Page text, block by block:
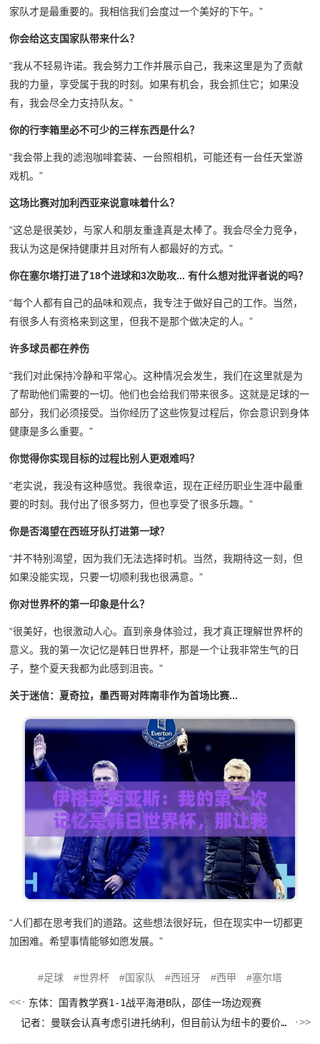
家队才是最重要的。我相信我们会度过一个美好的下午。”
你会给这支国家队带来什么？
“我从不轻易许诺。我会努力工作并展示自己，我来这里是为了贡献
我的力量，享受属于我的时刻。如果有机会，我会抓住它；如果没
有，我会尽全力支持队友。”
你的行李箱里必不可少的三样东西是什么？
“我会带上我的滤泡咖啡套装、一台照相机，可能还有一台任天堂游
戏机。”
这场比赛对加利西亚来说意味着什么？
“这总是很美妙，与家人和朋友重逢真是太棒了。我会尽全力竞争，
我认为这是保持健康并且对所有人都最好的方式。”
你在塞尔塔打进了18个进球和3次助攻... 有什么想对批评者说的吗？
“每个人都有自己的品味和观点，我专注于做好自己的工作。当然，
有很多人有资格来到这里，但我不是那个做决定的人。”
许多球员都在养伤
“我们对此保持冷静和平常心。这种情况会发生，我们在这里就是为
了帮助他们需要的一切。他们也会给我们带来很多。这就是足球的一
部分，我们必须接受。当你经历了这些恢复过程后，你会意识到身体
健康是多么重要。”
你觉得你实现目标的过程比别人更艰难吗？
“老实说，我没有这种感觉。我很幸运，现在正经历职业生涯中最重
要的时刻。我付出了很多努力，但也享受了很多乐趣。”
你是否渴望在西班牙队打进第一球？
“并不特别渴望，因为我们无法选择时机。当然，我期待这一刻，但
如果没能实现，只要一切顺利我也很满意。”
你对世界杯的第一印象是什么？
“很美好，也很激动人心。直到亲身体验过，我才真正理解世界杯的
意义。我的第一次记忆是韩日世界杯，那是一个让我非常生气的日
子，整个夏天我都为此感到沮丧。”
关于迷信：夏奇拉，墨西哥对阵南非作为首场比赛...
“人们都在思考我们的道路。这些想法很好玩，但在现实中一切都更
加困难。希望事情能够如愿发展。”
足球 世界杯 国家队 西班牙 西甲 塞尔塔
东体：国青教学赛1-1战平海港B队，邵佳一场边观赛
记者：曼联会认真考虑引进托纳利，但目前认为纽卡的要价过高